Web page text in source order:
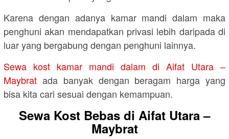
Karena dengan adanya kamar mandi dalam maka
penghuni akan mendapatkan privasi lebih daripada di
luar yang bergabung dengan penghuni lainnya.
Sewa kost kamar mandi dalam di Aifat Utara –
Maybrat ada banyak dengan beragam harga yang
bisa kita cari sesuai dengan kemampuan.
Sewa Kost Bebas di Aifat Utara –
Maybrat